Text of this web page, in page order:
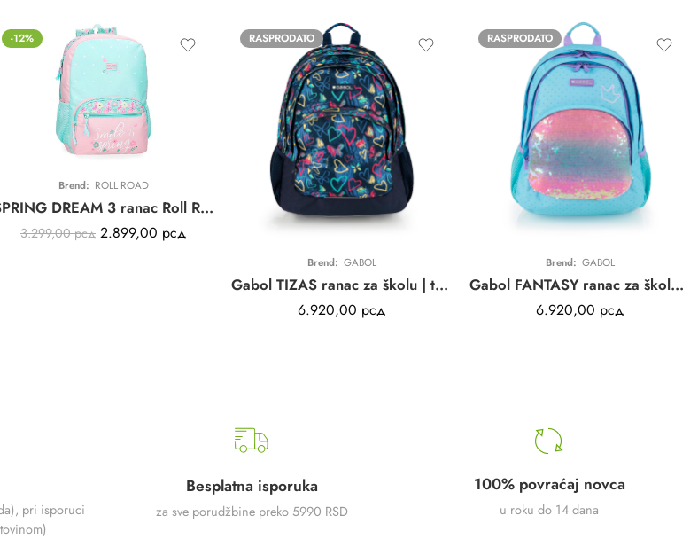
-12%
Brend: ROLL ROAD
SPRING DREAM 3 ranac Roll Road | pink | poliester
3.299,00рсд 2.899,00 рсд
RASPRODATO
Brend: GABOL
Gabol TIZAS ranac za školu | tamno plavi | 32x44x18cm | 21L
6.920,00 рсд
RASPRODATO
Brend: GABOL
Gabol FANTASY ranac za školu | svetlo plava | 32x44x18cm | 21L
6.920,00 рсд
pri isporuci
Besplatna isporuka
za sve porudžbine preko 5990 RSD
100% povraćaj novca
u roku do 14 dana